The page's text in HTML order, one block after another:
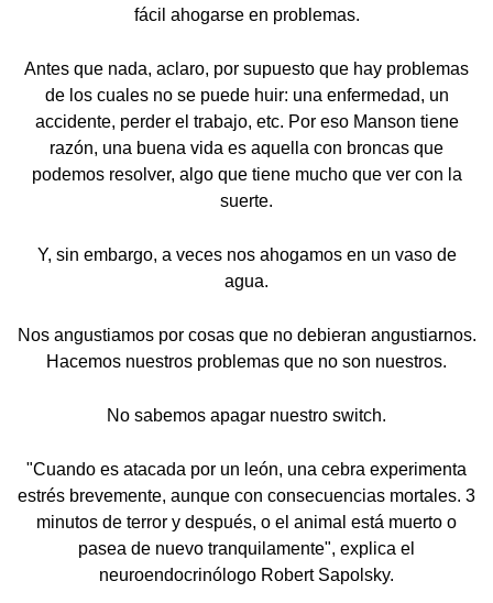
fácil ahogarse en problemas.
Antes que nada, aclaro, por supuesto que hay problemas
de los cuales no se puede huir: una enfermedad, un
accidente, perder el trabajo, etc. Por eso Manson tiene
razón, una buena vida es aquella con broncas que
podemos resolver, algo que tiene mucho que ver con la
suerte.
Y, sin embargo, a veces nos ahogamos en un vaso de
agua.
Nos angustiamos por cosas que no debieran angustiarnos.
Hacemos nuestros problemas que no son nuestros.
No sabemos apagar nuestro switch.
"Cuando es atacada por un león, una cebra experimenta
estrés brevemente, aunque con consecuencias mortales. 3
minutos de terror y después, o el animal está muerto o
pasea de nuevo tranquilamente", explica el
neuroendocrinólogo Robert Sapolsky.